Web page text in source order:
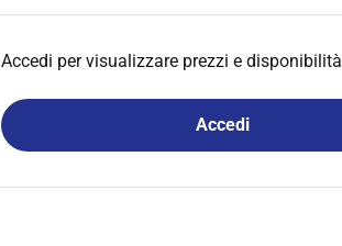
Accedi per visualizzare prezzi e disponibilità
Accedi